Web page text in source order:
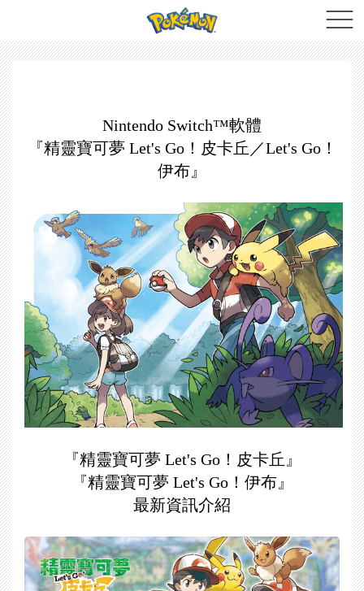
Nintendo Switch™軟體
『精靈寶可夢 Let's Go！皮卡丘／Let's Go！
伊布』
『精靈寶可夢 Let's Go！皮卡丘』
『精靈寶可夢 Let's Go！伊布』
最新資訊介紹